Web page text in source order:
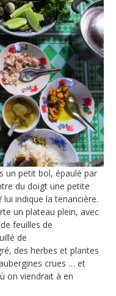
un petit bol, épaulé par
du doigt une petite
lui indique la tenancière.
un plateau plein, avec
feuilles de
de
des herbes et plantes
crues … et
on viendrait à en